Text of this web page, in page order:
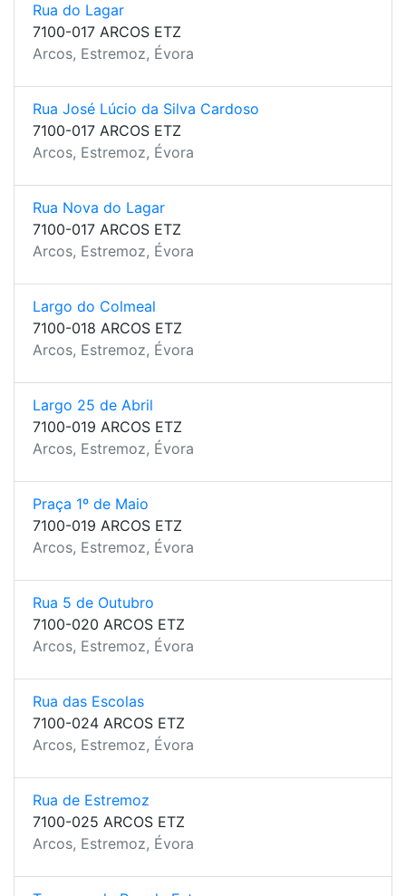
Rua do Lagar
7100-017 ARCOS ETZ
Arcos, Estremoz, Évora
Rua José Lúcio da Silva Cardoso
7100-017 ARCOS ETZ
Arcos, Estremoz, Évora
Rua Nova do Lagar
7100-017 ARCOS ETZ
Arcos, Estremoz, Évora
Largo do Colmeal
7100-018 ARCOS ETZ
Arcos, Estremoz, Évora
Largo 25 de Abril
7100-019 ARCOS ETZ
Arcos, Estremoz, Évora
Praça 1º de Maio
7100-019 ARCOS ETZ
Arcos, Estremoz, Évora
Rua 5 de Outubro
7100-020 ARCOS ETZ
Arcos, Estremoz, Évora
Rua das Escolas
7100-024 ARCOS ETZ
Arcos, Estremoz, Évora
Rua de Estremoz
7100-025 ARCOS ETZ
Arcos, Estremoz, Évora